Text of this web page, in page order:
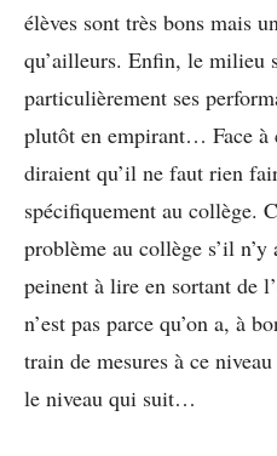
élèves sont très bons mais
qu’ailleurs. Enfin, le milieu
particulièrement ses
plutôt en empirant… Face à
diraient qu’il ne faut rien
spécifiquement au collège.
problème au collège s’il n’y
peinent à lire en sortant de
n’est pas parce qu’on a, à
train de mesures à ce
le niveau qui suit…